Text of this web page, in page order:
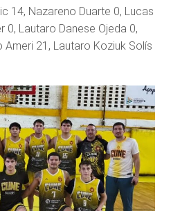
14, Nazareno Duarte 0, Lucas
0, Lautaro Danese Ojeda 0,
21, Lautaro Koziuk Solís